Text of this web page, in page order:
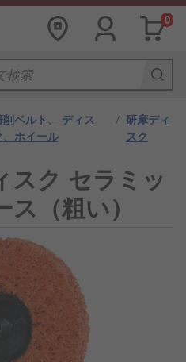
0
削ベルト、 ディス
、ホイール
/ 研摩ディ
スク
スク セラミッ
ス（粗い）